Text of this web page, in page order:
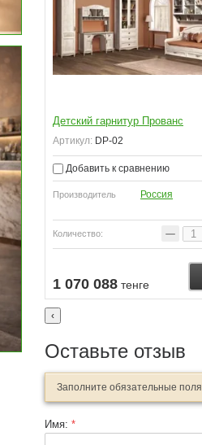
Детский гарнитур Прованс
Артикул: DP-02
Добавить к сравнению
Производитель Россия
Количество: −
1 070 088 тенге
Узнать о поступлении
‹
Оставьте отзыв
Заполните обязательные поля
Имя: *